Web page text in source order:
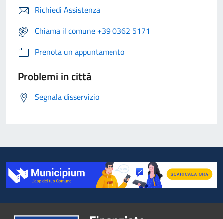
Richiedi Assistenza
Chiama il comune +39 0362 5171
Prenota un appuntamento
Problemi in città
Segnala disservizio